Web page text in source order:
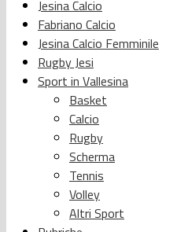
Jesina Calcio
Fabriano Calcio
Jesina Calcio Femminile
Rugby Jesi
Sport in Vallesina
Basket
Calcio
Rugby
Scherma
Tennis
Volley
Altri Sport